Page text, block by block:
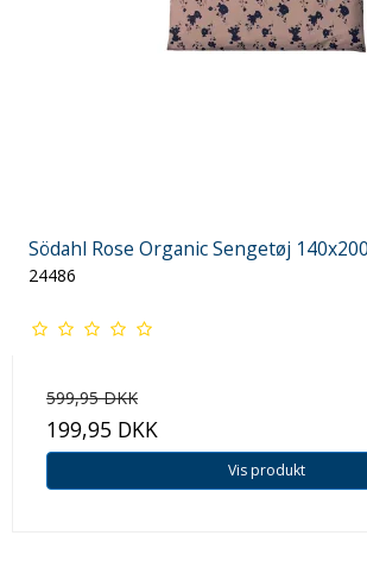
Södahl Rose Organic Sengetøj
24486
599,95 DKK
199,95 DKK
Vis produkt